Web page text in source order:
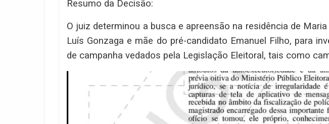
Resumo da Decisão:
O juiz determinou a busca e apreensão na residência de
Luís Gonzaga e mãe do pré-candidato Emanuel Filho, para
de campanha vedados pela Legislação Eleitoral, tais como